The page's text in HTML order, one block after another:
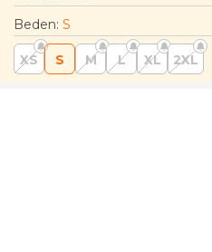
Beden: S
XS S M L XL 2XL